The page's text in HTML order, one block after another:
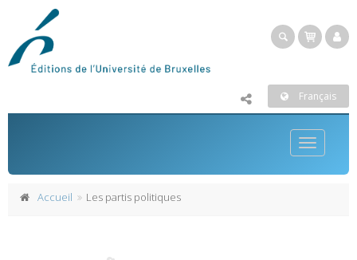
Français
Toggle
Accueil Les partis politiques